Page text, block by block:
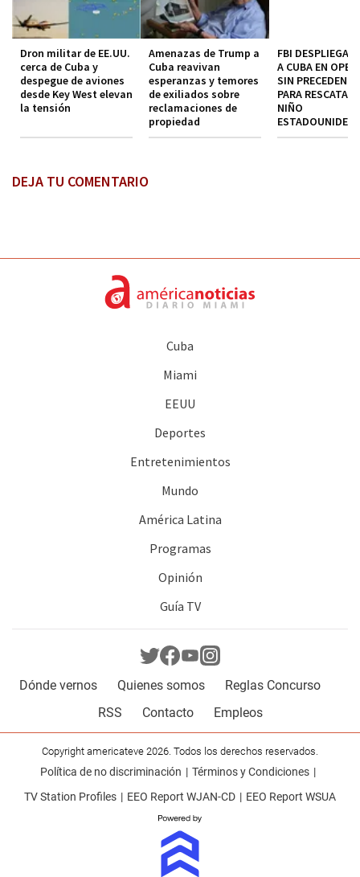
Dron militar de EE.UU.
cerca de Cuba y
despegue de aviones
desde Key West elevan
la tensión
Amenazas de Trump a
Cuba reavivan
esperanzas y temores
de exiliados sobre
reclamaciones de
propiedad
FBI DESPLIEGA
A CUBA EN
SIN
PARA RESCATAR
NIÑO
DEJA TU COMENTARIO
Cuba
Miami
EEUU
Deportes
Entretenimientos
Mundo
América Latina
Programas
Opinión
Guía TV
Dónde vernos Quienes somos
Reglas Concurso
RSS
Contacto Empleos
Copyright americateve 2026. Todos los derechos reservados.
Política de no discriminación
Términos y Condiciones
TV Station Profiles
EEO Report WJAN-CD EEO Report WSUA